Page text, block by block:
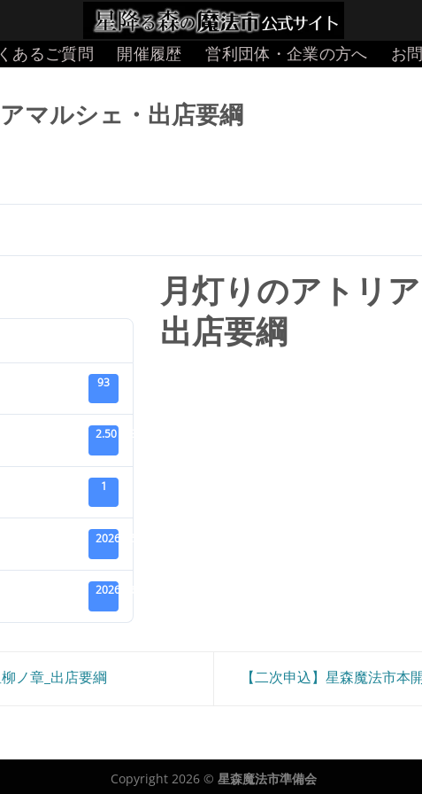
あるご質問 開催履歴 営利団体・企業の方へ お
マルシェ・出店要綱
93
2.50 MB
1
2026年5月26日
2026年6月2日
月灯りのアトリ
出店要綱
ノ章_出店要綱 【二次申込】星森魔法市本
Copyright 2026 © 星森魔法市準備会